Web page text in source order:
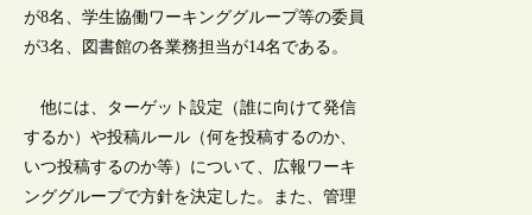
が8名、学生協働ワーキンググループ等の委員
が3名、図書館の各業務担当が14名である。
他には、ターゲット設定（誰に向けて発信
するか）や投稿ルール（何を投稿するのか、
いつ投稿するのか等）について、広報ワーキ
ンググループで方針を決定した。また、管理